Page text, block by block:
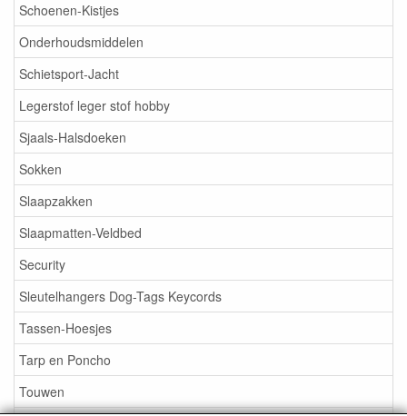
Schoenen-Kistjes
Onderhoudsmiddelen
Schietsport-Jacht
Legerstof leger stof hobby
Sjaals-Halsdoeken
Sokken
Slaapzakken
Slaapmatten-Veldbed
Security
Sleutelhangers Dog-Tags Keycords
Tassen-Hoesjes
Tarp en Poncho
Touwen